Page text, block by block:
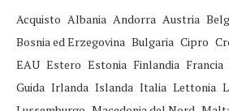
Acquisto Albania Andorra Austria
Bosnia ed Erzegovina Bulgaria Cipro
EAU Estero Estonia Finlandia Francia
Guida Irlanda Islanda Italia Lettonia